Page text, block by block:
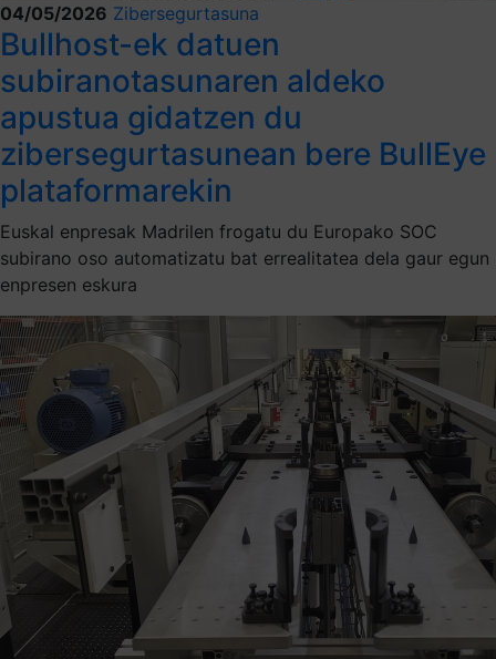
04/05/2026 Zibersegurtasuna
Bullhost-ek datuen
subiranotasunaren aldeko
apustua gidatzen du
zibersegurtasunean bere BullEye
plataformarekin
Euskal enpresak Madrilen frogatu du Europako SOC
subirano oso automatizatu bat errealitatea dela gaur egun
enpresen eskura